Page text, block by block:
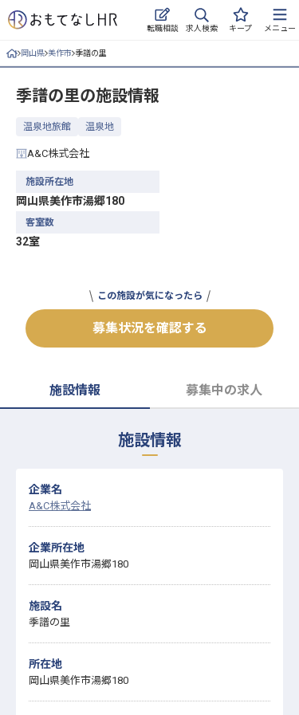
転職相談 求人検索 キープ メニュー
ログイン
求人・施設を探す
キープした求人
おもてなしHRについて
岡山県 美作市 季譜の里
季譜の里の施設情報
温泉地旅館 温泉地
A&C株式会社
施設所在地
岡山県美作市湯郷180
客室数
32室
この施設が気になったら
募集状況を確認する
施設情報 募集中の求人
施設情報
企業名
A&C株式会社
企業所在地
岡山県美作市湯郷180
施設名
季譜の里
所在地
岡山県美作市湯郷180